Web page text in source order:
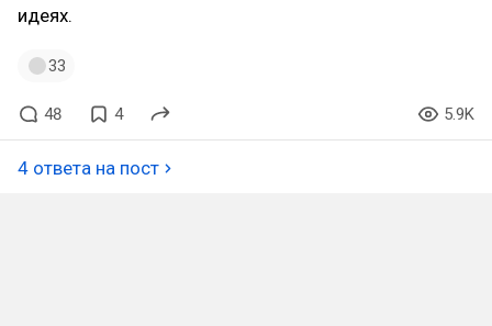
идеях.
33
48 4 5.9K
4 ответа на пост